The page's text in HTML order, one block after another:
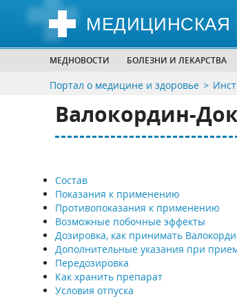
МЕДНОВОСТИ БОЛЕЗНИ И ЛЕКАРСТВА
Портал о медицине и здоровье
Валокордин-
Состав
Показания к применению
Противопоказания к применению
Возможные побочные эффекты
Дозировка, как принимать
Дополнительные указания при
Передозировка
Как хранить препарат
Условия отпуска